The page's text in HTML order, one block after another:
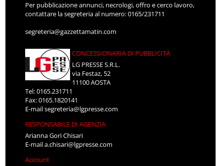
Per pubblicazione annunci, necrologi, offro e cerco lavoro,
contattare la segreteria al numero: 0165/231711
segreteria@gazzettamatin.com
CONCESSIONARIA DI PUBBLICITÀ
LG PRESSE S.R.L.
via Festaz, 52
11100 AOSTA
Tel: 0165.231711
Fax: 0165.1820141
E-mailsegreteria@lgpresse.com
RESPONSABILE DI AGENZIA
Arianna Gori Chisari
E-maila.chisari@lgpresse.com
Account